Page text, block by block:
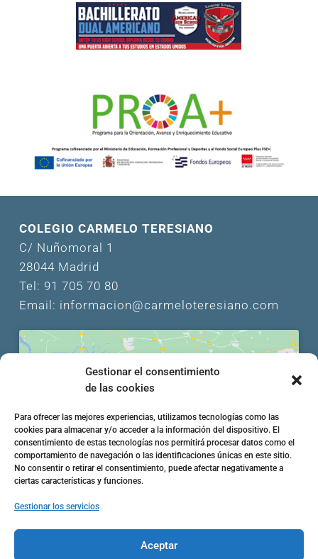
Gestionar el consentimiento
de las cookies
Para ofrecer las mejores experiencias, utilizamos tecnologías como las
cookies para almacenar y/o acceder a la información del dispositivo. El
consentimiento de estas tecnologías nos permitirá procesar datos como el
comportamiento de navegación o las identificaciones únicas en este sitio.
No consentir o retirar el consentimiento, puede afectar negativamente a
ciertas características y funciones.
Gestionar los servicios
Aceptar
COLEGIO CARMELO TERESIANO
C/ Nuñomoral 1
28044 Madrid
Tel: 91 705 70 80
Email: informacion@carmeloteresiano.com
Google maps
Política de cookies
Estoy de acuerdo